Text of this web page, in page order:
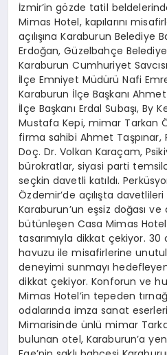
İzmir’in gözde tatil
Mimas Hotel, kapılarını
açılışına Karaburun Belediye
Erdoğan, Güzelbahçe
Karaburun Cumhuriyet
İlçe Emniyet Müdürü Nafi
Karaburun İlçe Başkanı
İlçe Başkanı Erdal Subaşı, By
Mustafa Kepi, mimar Tarkan
firma sahibi Ahmet Taşpınar,
Doç. Dr. Volkan Karaçam,
bürokratlar, siyasi parti
seçkin davetli katıldı.
Özdemir’de açılışta
Karaburun’un eşsiz doğası
bütünleşen Casa Mimas
tasarımıyla dikkat çekiyor. 30
havuzu ile misafirlerine
deneyimi sunmayı
dikkat çekiyor. Konforun ve
Mimas Hotel’in tepeden
odalarında imza sanat
Mimarisinde ünlü mimar
bulunan otel, Karaburun’a